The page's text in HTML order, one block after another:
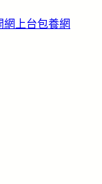
上台包養網